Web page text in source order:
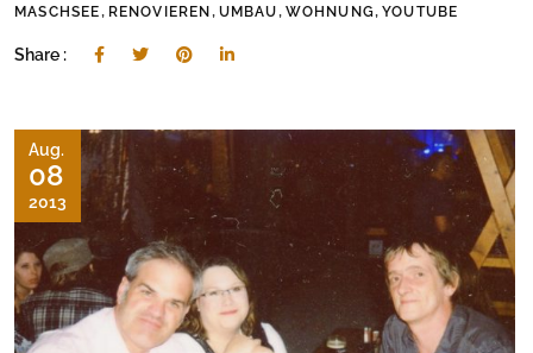
MASCHSEE, RENOVIEREN , UMBAU, WOHNUNG,YOUTUBE
Share :
Aug.
08
2013